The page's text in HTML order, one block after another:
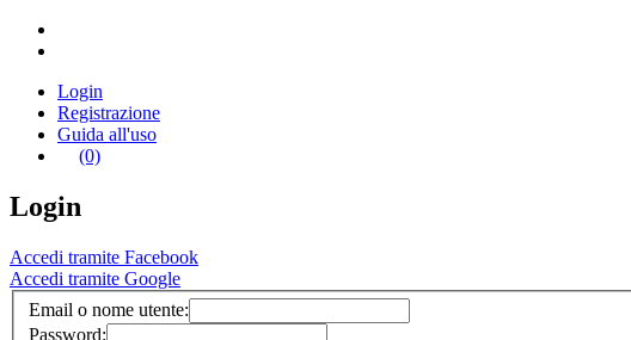
Login
Registrazione
Guida all'uso
(0)
Login
Accedi tramite Facebook
Accedi tramite Google
Email o nome utente:
Password: